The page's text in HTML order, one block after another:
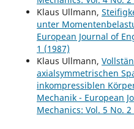
Klaus Ullmann,
unter
European Journal of
1 (1987)
Klaus Ullmann,
axialsymmetrischen
inkompressiblen
Mechanik - European
Mechanics: Vol. 5 No. 2